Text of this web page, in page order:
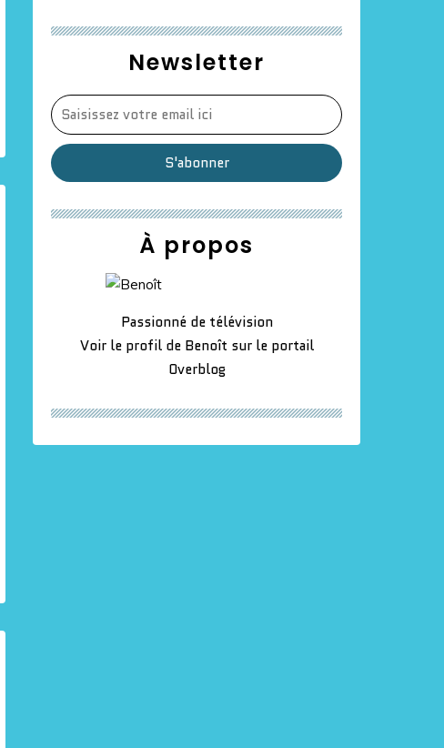
Newsletter
À propos
Passionné de télévision
Voir le profil de Benoît sur le portail
Overblog